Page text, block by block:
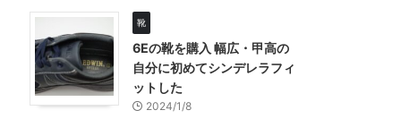
靴
6Eの靴を購入 幅広・甲高の
自分に初めてシンデレラフィ
ットした
2024/1/8